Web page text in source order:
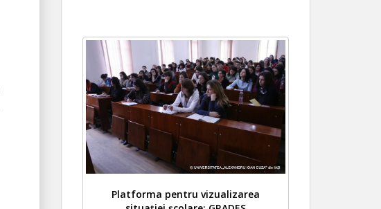
Platforma pentru vizualizarea